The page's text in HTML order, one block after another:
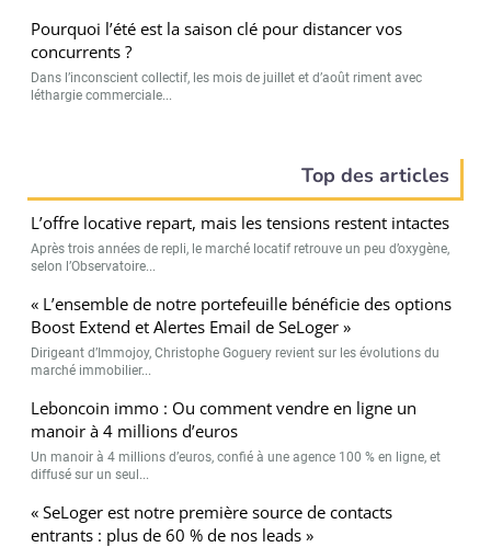
Pourquoi l’été est la saison clé pour distancer vos
concurrents ?
Dans l’inconscient collectif, les mois de juillet et d’août riment avec
léthargie commerciale...
Top des articles
L’offre locative repart, mais les tensions restent intactes
Après trois années de repli, le marché locatif retrouve un peu d’oxygène,
selon l’Observatoire...
« L’ensemble de notre portefeuille bénéficie des options
Boost Extend et Alertes Email de SeLoger »
Dirigeant d’Immojoy, Christophe Goguery revient sur les évolutions du
marché immobilier...
Leboncoin immo : Ou comment vendre en ligne un
manoir à 4 millions d’euros
Un manoir à 4 millions d’euros, confié à une agence 100 % en ligne, et
diffusé sur un seul...
« SeLoger est notre première source de contacts
entrants : plus de 60 % de nos leads »